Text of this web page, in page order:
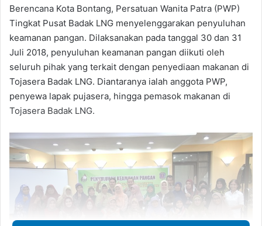
Berencana Kota Bontang, Persatuan Wanita Patra (PWP)
Tingkat Pusat Badak LNG menyelenggarakan penyuluhan
keamanan pangan. Dilaksanakan pada tanggal 30 dan 31
Juli 2018, penyuluhan keamanan pangan diikuti oleh
seluruh pihak yang terkait dengan penyediaan makanan di
Tojasera Badak LNG. Diantaranya ialah anggota PWP,
penyewa lapak pujasera, hingga pemasok makanan di
Tojasera Badak LNG.